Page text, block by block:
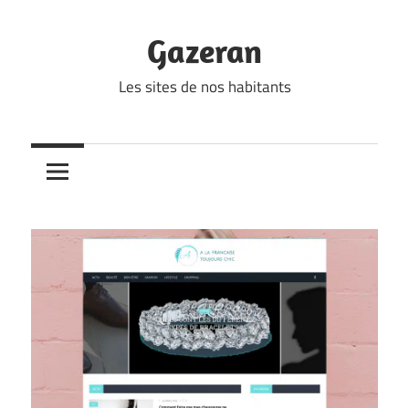
Gazeran
Les sites de nos habitants